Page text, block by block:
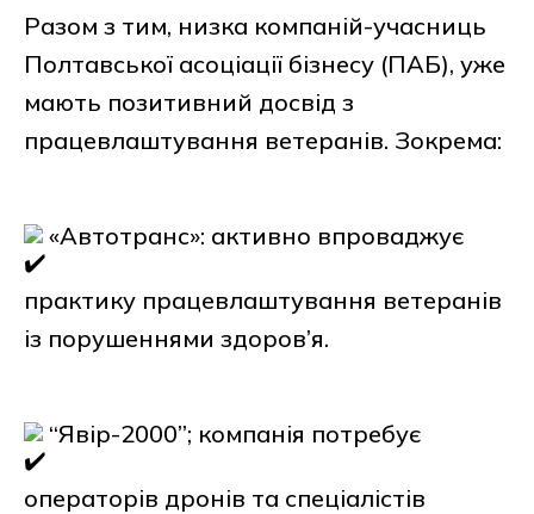
Разом з тим, низка компаній-учасниць
Полтавської асоціації бізнесу (ПАБ), уже
мають позитивний досвід з
працевлаштування ветеранів. Зокрема:
«Автотранс»: активно впроваджує
практику працевлаштування ветеранів
із порушеннями здоров’я.
“Явір-2000”; компанія потребує
операторів дронів та спеціалістів